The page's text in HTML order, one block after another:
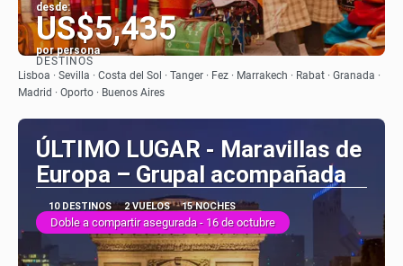
desde:
US$5,435
por persona
Ver
DESTINOS
Lisboa · Sevilla · Costa del Sol · Tanger · Fez · Marrakech · Rabat · Granada ·
Madrid · Oporto · Buenos Aires
ÚLTIMO LUGAR - Maravillas de
Europa – Grupal acompañada
10 DESTINOS 2 VUELOS 15 NOCHES
Doble a compartir asegurada - 16 de octubre